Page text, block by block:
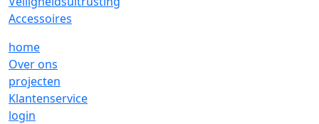
Accessoires
home
Over ons
projecten
Klantenservice
login